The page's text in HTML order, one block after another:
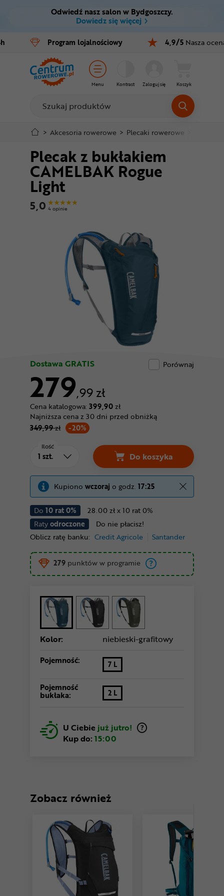
Ctrl M
Menu główne
Informacje o produkcie
Do koszyka
Szczegółowe informacje
Stopka
Odwiedź nasz salon w Bydgoszczy.
Dowiedz się więcej
Program lojalnościowy 4,9/5 Nasza
Menu Kontrast Zaloguj się Koszyk
Rowery
E-bike
Części
Akcesoria
Odzież
Kaski
Buty
Warsztat
Nowości
Superoferta
> Akcesoria rowerowe > Plecaki rowerowe
Plecak z bukłakiem
CAMELBAK Rogue
Light
5,0 4 opinie
Dostawa GRATIS Porównaj
279,99 zł
Cena katalogowa: 399,90zł
-20%
Najniższa cena z 30 dni przed obniżką
349,99zł
Do 10 rat 0%
28.00 zł x 10 rat 0%
Ratyodroczone
Do nie płacisz!
Oblicz ratę banku: Credit Agricole Santander
Ilość
Do koszyka
Kupiono wczoraj o godz. 17:25
279 punktów w programie
Kolor: niebieski-grafitowy
Pojemność: 7 L
Pojemność
bukłaka: 2 L
U Ciebie już jutro!
Kup do: 15:00
Zobacz również